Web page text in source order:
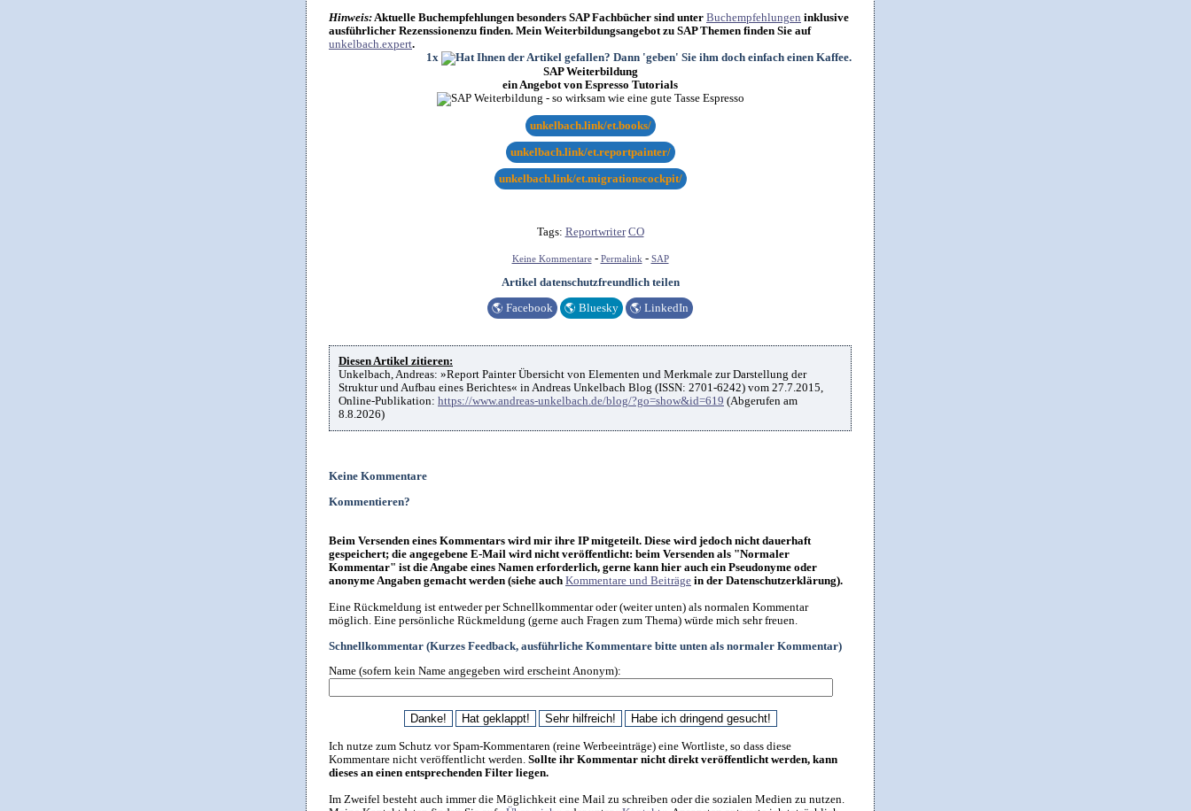
Hinweis: Aktuelle Buchempfehlungen besonders SAP Fachbücher sind unter Buchempfehlungen inklusive
ausführlicher Rezenssionenzu finden. Mein Weiterbildungsangebot zu SAP Themen finden Sie auf
unkelbach.expert.
1x
SAP Weiterbildung
ein Angebot von Espresso Tutorials
unkelbach.link/et.books/
unkelbach.link/et.reportpainter/
unkelbach.link/et.migrationscockpit/
Tags: Reportwriter CO
Keine Kommentare- Permalink - SAP
Artikel datenschutzfreundlich teilen
🌎 Facebook 🌎 Bluesky 🌎 LinkedIn
Diesen Artikel zitieren:
Unkelbach, Andreas: »Report Painter Übersicht von Elementen und Merkmale zur Darstellung der
Struktur und Aufbau eines Berichtes« in Andreas Unkelbach Blog (ISSN: 2701-6242) vom 27.7.2015,
Online-Publikation: https://www.andreas-unkelbach.de/blog/?go=show&id=619 (Abgerufen am
8.8.2026)
Keine Kommentare
Kommentieren?
Beim Versenden eines Kommentars wird mir ihre IP mitgeteilt. Diese wird jedoch nicht dauerhaft
gespeichert; die angegebene E-Mail wird nicht veröffentlicht: beim Versenden als "Normaler
Kommentar" ist die Angabe eines Namen erforderlich, gerne kann hier auch ein Pseudonyme oder
anonyme Angaben gemacht werden (siehe auch Kommentare und Beiträge in der Datenschutzerklärung).
Eine Rückmeldung ist entweder per Schnellkommentar oder (weiter unten) als normalen Kommentar
möglich. Eine persönliche Rückmeldung (gerne auch Fragen zum Thema) würde mich sehr freuen.
Schnellkommentar (Kurzes Feedback, ausführliche Kommentare bitte unten als normaler Kommentar)
Name (sofern kein Name angegeben wird erscheint Anonym):
Ich nutze zum Schutz vor Spam-Kommentaren (reine Werbeeinträge) eine Wortliste, so dass diese
Kommentare nicht veröffentlicht werden. Sollte ihr Kommentar nicht direkt veröffentlicht werden, kann
dieses an einen entsprechenden Filter liegen.
Im Zweifel besteht auch immer die Möglichkeit eine Mail zu schreiben oder die sozialen Medien zu nutzen.